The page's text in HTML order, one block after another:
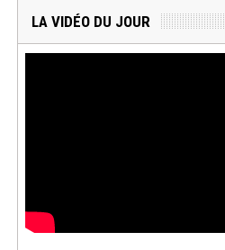
LA VIDÉO DU JOUR